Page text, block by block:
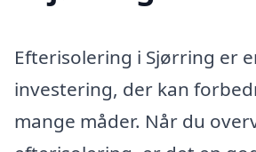
Efterisolering i Sjørring er
investering, der kan
mange måder. Når du